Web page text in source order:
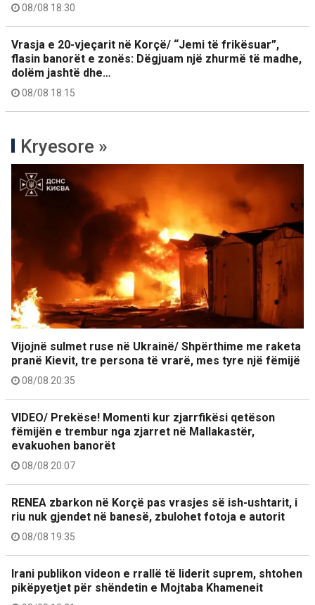
08/08 18:30
Vrasja e 20-vjeçarit në Korçë/ “Jemi të frikësuar”,
flasin banorët e zonës: Dëgjuam një zhurmë të madhe,
dolëm jashtë dhe…
08/08 18:15
Kryesore »
Vijojnë sulmet ruse në Ukrainë/ Shpërthime me raketa
pranë Kievit, tre persona të vrarë, mes tyre një fëmijë
08/08 20:35
VIDEO/ Prekëse! Momenti kur zjarrfikësi qetëson
fëmijën e trembur nga zjarret në Mallakastër,
evakuohen banorët
08/08 20:07
RENEA zbarkon në Korçë pas vrasjes së ish-ushtarit, i
riu nuk gjendet në banesë, zbulohet fotoja e autorit
08/08 19:35
Irani publikon videon e rrallë të liderit suprem, shtohen
pikëpyetjet për shëndetin e Mojtaba Khameneit